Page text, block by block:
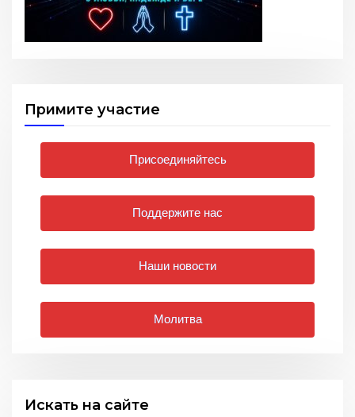
Примите участие
Присоединяйтесь
Поддержите нас
Наши новости
Молитва
Искать на сайте